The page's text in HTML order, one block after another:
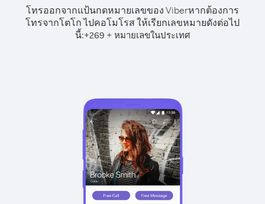
โทรออกจากแป้นกดหมายเลขของ Viberหากต้องการ
โทรจากโตโก ไปคอโมโรส ให้เรียกเลขหมายดังต่อไป
นี้:+269 + หมายเลขในประเทศ